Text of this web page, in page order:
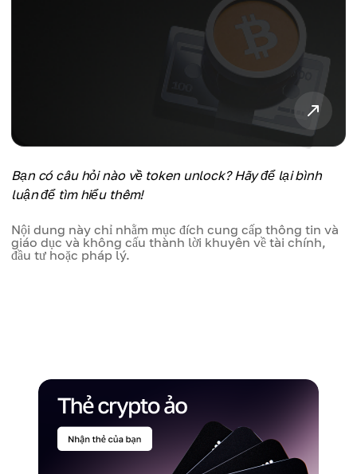
Bạn có câu hỏi nào về token unlock? Hãy để lại bình
luận để tìm hiểu thêm!
Nội dung này chỉ nhằm mục đích cung cấp thông tin và
giáo dục và không cấu thành lời khuyên về tài chính,
đầu tư hoặc pháp lý.